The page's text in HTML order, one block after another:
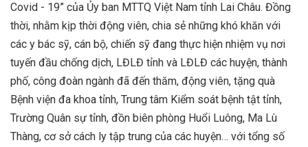
Covid - 19” của Ủy ban MTTQ Việt Nam tỉnh Lai Châu. Đồng
thời, nhằm kịp thời động viên, chia sẻ những khó khăn với
các y bác sỹ, cán bộ, chiến sỹ đang thực hiện nhiệm vụ nơi
tuyến đầu chống dịch, LĐLĐ tỉnh và LĐLĐ các huyện, thành
phố, công đoàn ngành đã đến thăm, động viên, tặng quà
Bệnh viện đa khoa tỉnh, Trung tâm Kiểm soát bệnh tật tỉnh,
Trường Quân sự tỉnh, đồn biên phòng Huổi Luông, Ma Lù
Thàng, cơ sở cách ly tập trung của các huyện… với tổng số